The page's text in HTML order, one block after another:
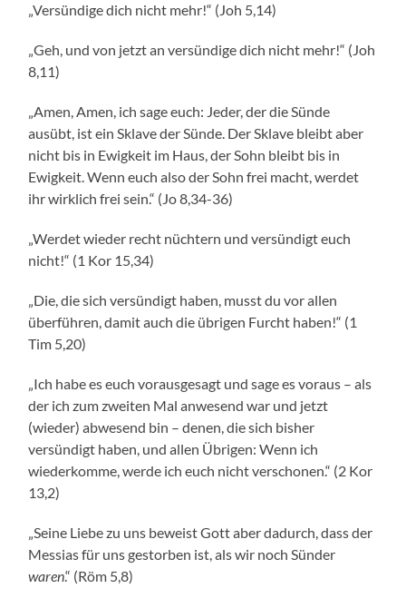
„Versündige dich nicht mehr!“ (Joh 5,14)
„Geh, und von jetzt an versündige dich nicht mehr!“ (Joh
8,11)
„Amen, Amen, ich sage euch: Jeder, der die Sünde
ausübt, ist ein Sklave der Sünde. Der Sklave bleibt aber
nicht bis in Ewigkeit im Haus, der Sohn bleibt bis in
Ewigkeit. Wenn euch also der Sohn frei macht, werdet
ihr wirklich frei sein.“ (Jo 8,34-36)
„Werdet wieder recht nüchtern und versündigt euch
nicht!“ (1 Kor 15,34)
„Die, die sich versündigt haben, musst du vor allen
überführen, damit auch die übrigen Furcht haben!“ (1
Tim 5,20)
„Ich habe es euch vorausgesagt und sage es voraus – als
der ich zum zweiten Mal anwesend war und jetzt
(wieder) abwesend bin – denen, die sich bisher
versündigt haben, und allen Übrigen: Wenn ich
wiederkomme, werde ich euch nicht verschonen.“ (2 Kor
13,2)
„Seine Liebe zu uns beweist Gott aber dadurch, dass der
Messias für uns gestorben ist, als wir noch Sünder
waren.“ (Röm 5,8)